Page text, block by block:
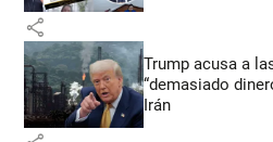
share
Trump acusa a
“demasiado
Irán